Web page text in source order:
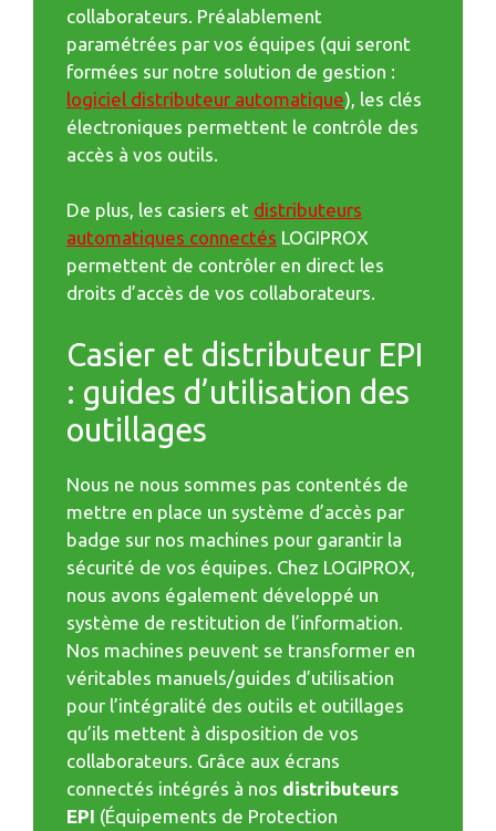
collaborateurs. Préalablement
paramétrées par vos équipes (qui seront
formées sur notre solution de gestion :
logiciel distributeur automatique), les clés
électroniques permettent le contrôle des
accès à vos outils.
De plus, les casiers et distributeurs
automatiques connectés LOGIPROX
permettent de contrôler en direct les
droits d’accès de vos collaborateurs.
Casier et distributeur EPI
: guides d’utilisation des
outillages
Nous ne nous sommes pas contentés de
mettre en place un système d’accès par
badge sur nos machines pour garantir la
sécurité de vos équipes. Chez LOGIPROX,
nous avons également développé un
système de restitution de l’information.
Nos machines peuvent se transformer en
véritables manuels/guides d’utilisation
pour l’intégralité des outils et outillages
qu’ils mettent à disposition de vos
collaborateurs. Grâce aux écrans
connectés intégrés à nos distributeurs
EPI (Équipements de Protection